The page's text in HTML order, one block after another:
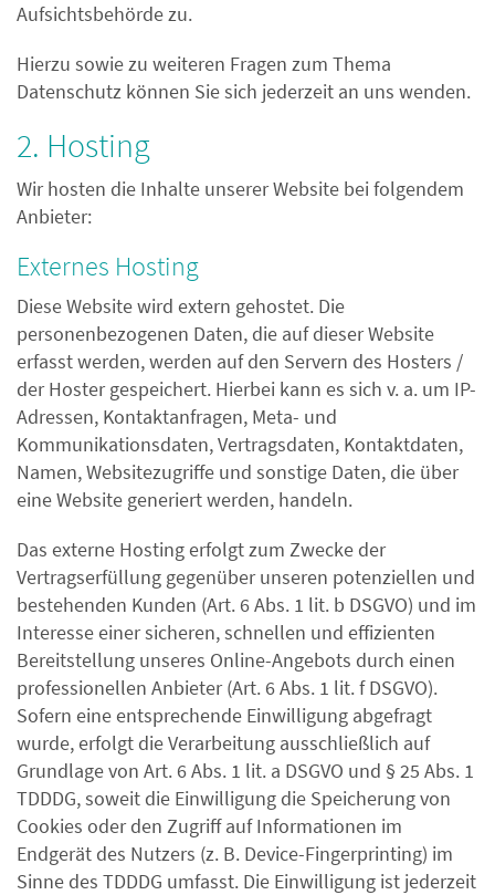
Aufsichtsbehörde zu.
Hierzu sowie zu weiteren Fragen zum Thema
Datenschutz können Sie sich jederzeit an uns wenden.
2. Hosting
Wir hosten die Inhalte unserer Website bei folgendem
Anbieter:
Externes Hosting
Diese Website wird extern gehostet. Die
personenbezogenen Daten, die auf dieser Website
erfasst werden, werden auf den Servern des Hosters /
der Hoster gespeichert. Hierbei kann es sich v. a. um IP-
Adressen, Kontaktanfragen, Meta- und
Kommunikationsdaten, Vertragsdaten, Kontaktdaten,
Namen, Websitezugriffe und sonstige Daten, die über
eine Website generiert werden, handeln.
Das externe Hosting erfolgt zum Zwecke der
Vertragserfüllung gegenüber unseren potenziellen und
bestehenden Kunden (Art. 6 Abs. 1 lit. b DSGVO) und im
Interesse einer sicheren, schnellen und effizienten
Bereitstellung unseres Online-Angebots durch einen
professionellen Anbieter (Art. 6 Abs. 1 lit. f DSGVO).
Sofern eine entsprechende Einwilligung abgefragt
wurde, erfolgt die Verarbeitung ausschließlich auf
Grundlage von Art. 6 Abs. 1 lit. a DSGVO und § 25 Abs. 1
TDDDG, soweit die Einwilligung die Speicherung von
Cookies oder den Zugriff auf Informationen im
Endgerät des Nutzers (z. B. Device-Fingerprinting) im
Sinne des TDDDG umfasst. Die Einwilligung ist jederzeit